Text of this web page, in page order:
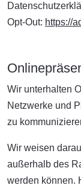
Opt-Out: https://
Wir unterhalten
Netzwerke und
zu
Wir weisen
außerhalb des
werden können.